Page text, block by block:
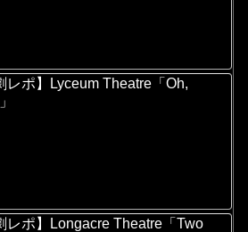
レポ】Lyceum Theatre「Oh,
レポ】Longacre Theatre「Two